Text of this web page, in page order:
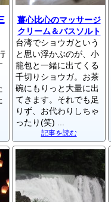
薑心比心のマッサージ
クリーム＆バスソルト
台湾でショウガという
と思い浮かぶのが、小
籠包と一緒に出てくる
千切りショウガ。お茶
碗にもりっと大量に出
てきます。それでも足
りず、お代わりしちゃ
ったり(笑) ...
記事を読む